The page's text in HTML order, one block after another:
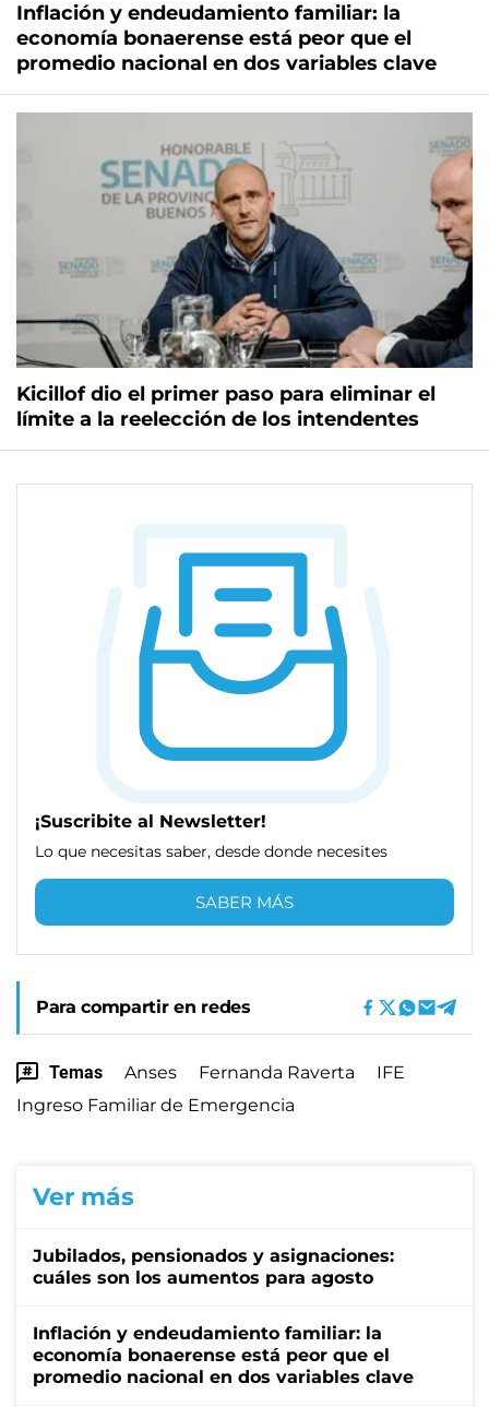
Inflación y endeudamiento familiar: la
economía bonaerense está peor que el
promedio nacional en dos variables clave
Kicillof dio el primer paso para eliminar el
límite a la reelección de los intendentes
¡Suscribite al Newsletter!
Lo que necesitas saber, desde donde necesites
SABER MÁS
Para compartir en redes
Temas Anses Fernanda Raverta
IFE
Ingreso Familiar de Emergencia
Ver más
Jubilados, pensionados y asignaciones:
cuáles son los aumentos para agosto
Inflación y endeudamiento familiar: la
economía bonaerense está peor que el
promedio nacional en dos variables clave